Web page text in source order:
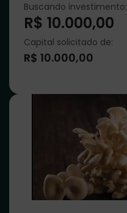
Buscando investimento:
R$ 10.000,00
Capital solicitado de:
R$ 10.000,00